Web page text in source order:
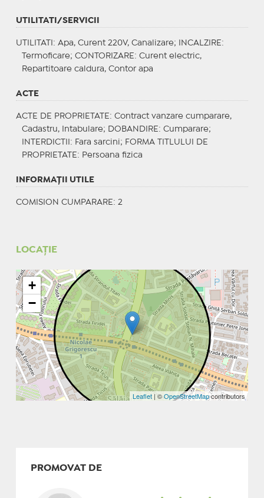
UTILITATI/SERVICII
UTILITATI : Apa, Curent 220V, Canalizare; INCALZIRE :
Termoficare; CONTORIZARE : Curent electric,
Repartitoare caldura, Contor apa
ACTE
ACTE DE PROPRIETATE : Contract vanzare cumparare,
Cadastru, Intabulare;
DOBANDIRE : Cumparare;
INTERDICTII : Fara sarcini; FORMA TITLULUI DE
PROPRIETATE : Persoana fizica
INFORMAŢII UTILE
COMISION CUMPARARE: 2
LOCAȚIE
+
−
Leaflet| ©OpenStreetMapcontributors
PROMOVAT DE